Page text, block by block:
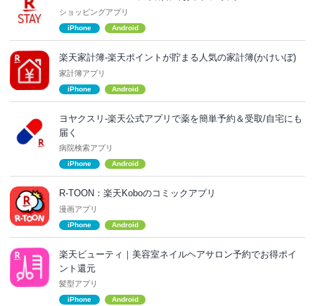
ショッピングアプリ
iPhone Android
楽天家計簿-楽天ポイントが貯まる人気の家計簿(かけいぼ)
家計簿アプリ
iPhone Android
ヨヤクスリ-楽天公式アプリで薬を簡単予約＆受取/自宅にも
届く
病院検索アプリ
iPhone Android
R-TOON：楽天Koboのコミックアプリ
漫画アプリ
iPhone Android
楽天ビューティ｜美容室ネイルヘアサロン予約でお得ポイ
ント還元
髪型アプリ
iPhone Android